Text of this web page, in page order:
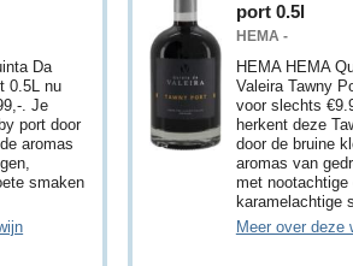
Da
0.5L nu
. Je
port door
aromas
smaken
port 0.5l
HEMA -
HEMA HEMA
Valeira Tawny
voor slechts
herkent deze
door de bruine
aromas van
met nootachtige
karamelachtige
Meer over deze